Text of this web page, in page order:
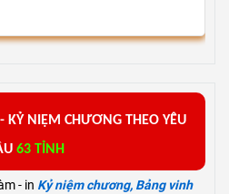
KỶ NIỆM CHƯƠNG THEO YÊU
63 TỈNH
- in Kỷ niệm chương, Bảng vinh